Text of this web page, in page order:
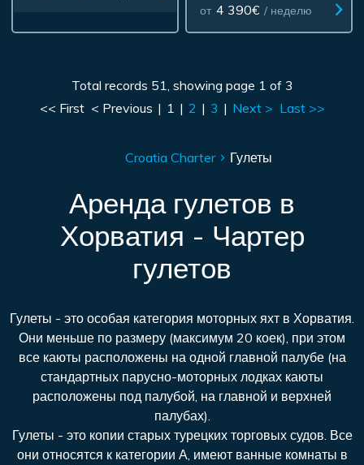
от 4 390€ / неделю
Total records 51, showing page 1 of 3
<< First < Previous | 1 | 2 | 3 | Next > Last >>
Croatia Charter Гулеты
Аренда гулетов в
Хорватия - Чартер
гулетов
Гулеты - это особая категория моторных яхт в Хорватия.
Они меньше по размеру (максимум 20 коек), при этом
все каюты расположены на одной главной палубе (на
стандартных парусно-моторных лодках каюты
расположены под палубой, на главной и верхней
палубах).
Гулеты - это копии старых турецких торговых судов. Все
они относятся к категории А, имеют ванные комнаты в